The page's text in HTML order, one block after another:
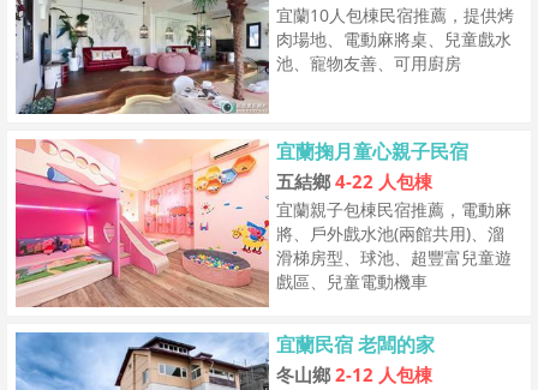
宜蘭10人包棟民宿推薦，提供烤
肉場地、電動麻將桌、兒童戲水
池、寵物友善、可用廚房
宜蘭掬月童心親子民宿
五結鄉 4-22 人包棟
宜蘭親子包棟民宿推薦，電動麻
將、戶外戲水池(兩館共用)、溜
滑梯房型、球池、超豐富兒童遊
戲區、兒童電動機車
宜蘭民宿 老闆的家
冬山鄉 2-12 人包棟